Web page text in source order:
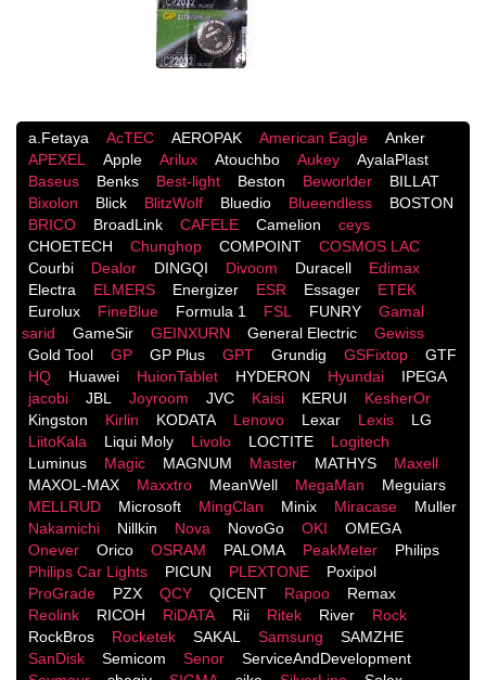
a.Fetaya AcTEC AEROPAK American Eagle
Anker
APEXEL
Apple Arilux Atouchbo Aukey
AyalaPlast
Baseus
Benks Best-light Beston Beworlder
BILLAT
Bixolon
Blick BlitzWolf Bluedio Blueendless
BOSTON
BRICO
BroadLink CAFELE Camelion
ceys
CHOETECH
Chunghop COMPOINT
COSMOS LACֹ
Courbi
Dealor DINGQI Divoom Duracell
Edimax
Electra
ELMERS Energizer ESR Essager
ETEK
Eurolux
FineBlue Formula 1 FSL FUNRY
Gamal
sarid
GameSir GEINXURN General Electric
Gewiss
Gold Tool
GP GP Plus GPT Grundig GSFixtop
GTF
HQ
Huawei HuionTablet HYDERON Hyundai
IPEGA
jacobi
JBL Joyroom JVC Kaisi KERUI
KesherOr
Kingston
Kirlin KODATA Lenovo Lexar Lexis
LG
LiitoKala
Liqui Moly Livolo LOCTITE
Logitech
Luminus
Magic MAGNUM Master MATHYS
Maxell
MAXOL-MAX
Maxxtro MeanWell MegaMan
Meguiars
MELLRUD
Microsoft MingClan Minix Miracase
Muller
Nakamichi
Nillkin Nova NovoGo OKI
OMEGA
Onever
Orico OSRAM PALOMA PeakMeter
Philips
Philips Car Lights
PICUN PLEXTONE
Poxipol
ProGrade
PZX QCY QICENT Rapoo
Remax
Reolink
RICOH RiDATA Rii Ritek River
Rock
RockBros
Rocketek SAKAL Samsung
SAMZHE
SanDisk
Semicom Senor
ServiceAndDevelopment